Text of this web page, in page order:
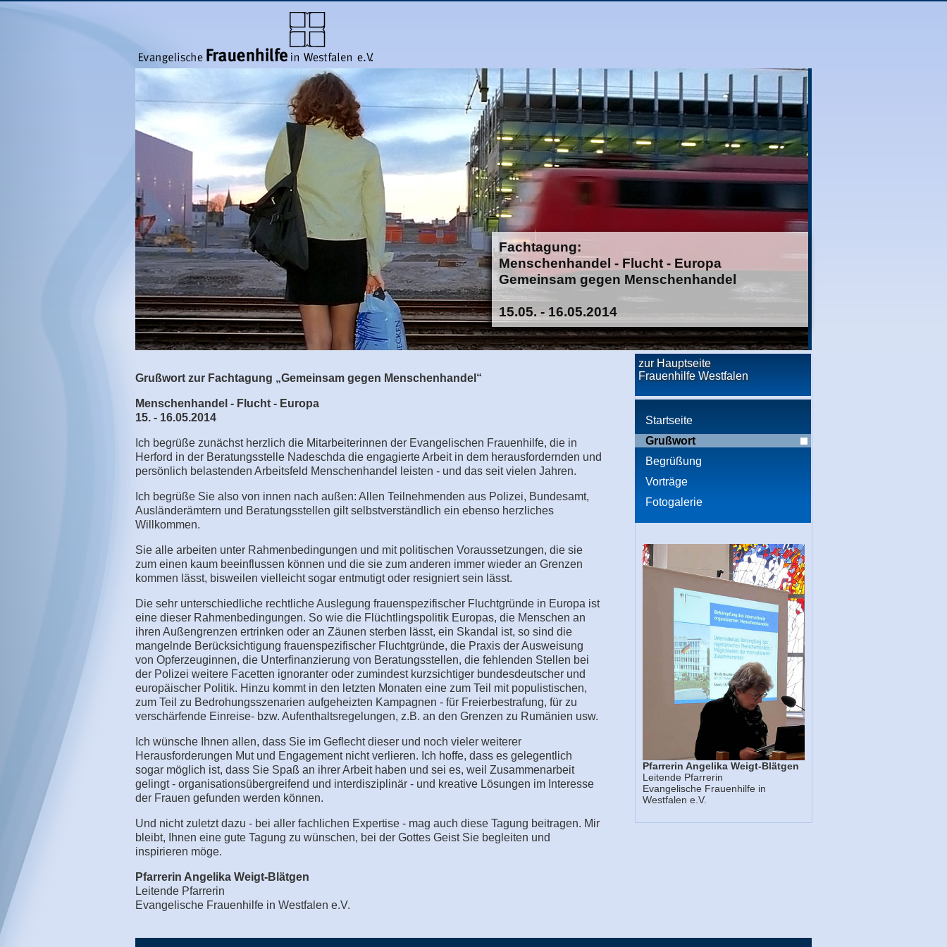
Fachtagung:
Menschenhandel - Flucht - Europa
Gemeinsam gegen Menschenhandel
15.05. - 16.05.2014
zur Hauptseite
Frauenhilfe Westfalen
Startseite
Grußwort
Begrüßung
Vorträge
Fotogalerie
Pfarrerin Angelika Weigt-Blätgen
Leitende Pfarrerin
Evangelische Frauenhilfe in
Westfalen e.V.
Grußwort zur Fachtagung „Gemeinsam gegen Menschenhandel“
Menschenhandel - Flucht - Europa
15. - 16.05.2014
Ich begrüße zunächst herzlich die Mitarbeiterinnen der Evangelischen Frauenhilfe, die in
Herford in der Beratungsstelle Nadeschda die engagierte Arbeit in dem herausfordernden und
persönlich belastenden Arbeitsfeld Menschenhandel leisten - und das seit vielen Jahren.
Ich begrüße Sie also von innen nach außen: Allen Teilnehmenden aus Polizei, Bundesamt,
Ausländerämtern und Beratungsstellen gilt selbstverständlich ein ebenso herzliches
Willkommen.
Sie alle arbeiten unter Rahmenbedingungen und mit politischen Voraussetzungen, die sie
zum einen kaum beeinflussen können und die sie zum anderen immer wieder an Grenzen
kommen lässt, bisweilen vielleicht sogar entmutigt oder resigniert sein lässt.
Die sehr unterschiedliche rechtliche Auslegung frauenspezifischer Fluchtgründe in Europa ist
eine dieser Rahmenbedingungen. So wie die Flüchtlingspolitik Europas, die Menschen an
ihren Außengrenzen ertrinken oder an Zäunen sterben lässt, ein Skandal ist, so sind die
mangelnde Berücksichtigung frauenspezifischer Fluchtgründe, die Praxis der Ausweisung
von Opferzeuginnen, die Unterfinanzierung von Beratungsstellen, die fehlenden Stellen bei
der Polizei weitere Facetten ignoranter oder zumindest kurzsichtiger bundesdeutscher und
europäischer Politik. Hinzu kommt in den letzten Monaten eine zum Teil mit populistischen,
zum Teil zu Bedrohungsszenarien aufgeheizten Kampagnen - für Freierbestrafung, für zu
verschärfende Einreise- bzw. Aufenthaltsregelungen, z.B. an den Grenzen zu Rumänien usw.
Ich wünsche Ihnen allen, dass Sie im Geflecht dieser und noch vieler weiterer
Herausforderungen Mut und Engagement nicht verlieren. Ich hoffe, dass es gelegentlich
sogar möglich ist, dass Sie Spaß an ihrer Arbeit haben und sei es, weil Zusammenarbeit
gelingt - organisationsübergreifend und interdisziplinär - und kreative Lösungen im Interesse
der Frauen gefunden werden können.
Und nicht zuletzt dazu - bei aller fachlichen Expertise - mag auch diese Tagung beitragen. Mir
bleibt, Ihnen eine gute Tagung zu wünschen, bei der Gottes Geist Sie begleiten und
inspirieren möge.
Pfarrerin Angelika Weigt-Blätgen
Leitende Pfarrerin
Evangelische Frauenhilfe in Westfalen e.V.